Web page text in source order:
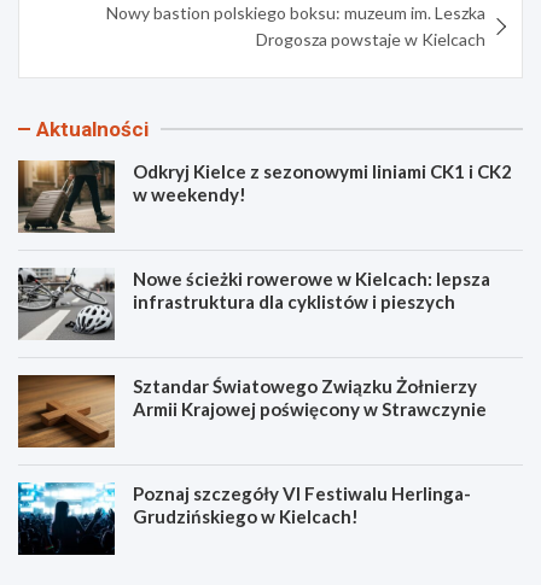
Nowy bastion polskiego boksu: muzeum im. Leszka
Drogosza powstaje w Kielcach
Aktualności
Odkryj Kielce z sezonowymi liniami CK1 i CK2
w weekendy!
Nowe ścieżki rowerowe w Kielcach: lepsza
infrastruktura dla cyklistów i pieszych
Sztandar Światowego Związku Żołnierzy
Armii Krajowej poświęcony w Strawczynie
Poznaj szczegóły VI Festiwalu Herlinga-
Grudzińskiego w Kielcach!
O
N